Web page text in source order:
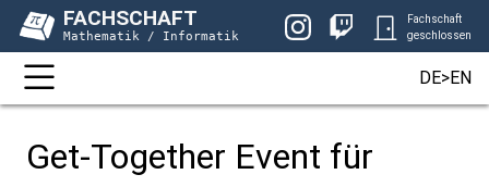
FACHSCHAFT
Mathematik / Informatik
Fachschaft
geschlossen
DE>EN
Get-Together Event für